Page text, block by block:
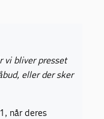
vi bliver presset
eller der sker
når deres